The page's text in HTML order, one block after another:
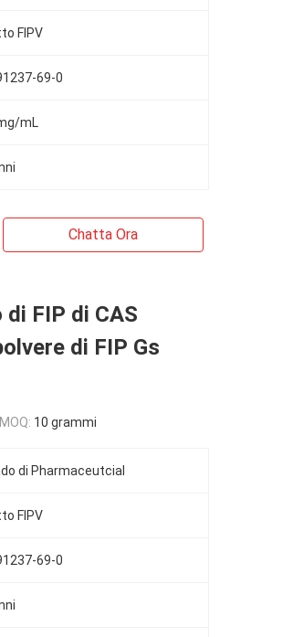
FIPV
69-0
mL
Chatta Ora
FIP di CAS
di FIP Gs
MOQ: 10 grammi
di Pharmaceutcial
FIPV
69-0